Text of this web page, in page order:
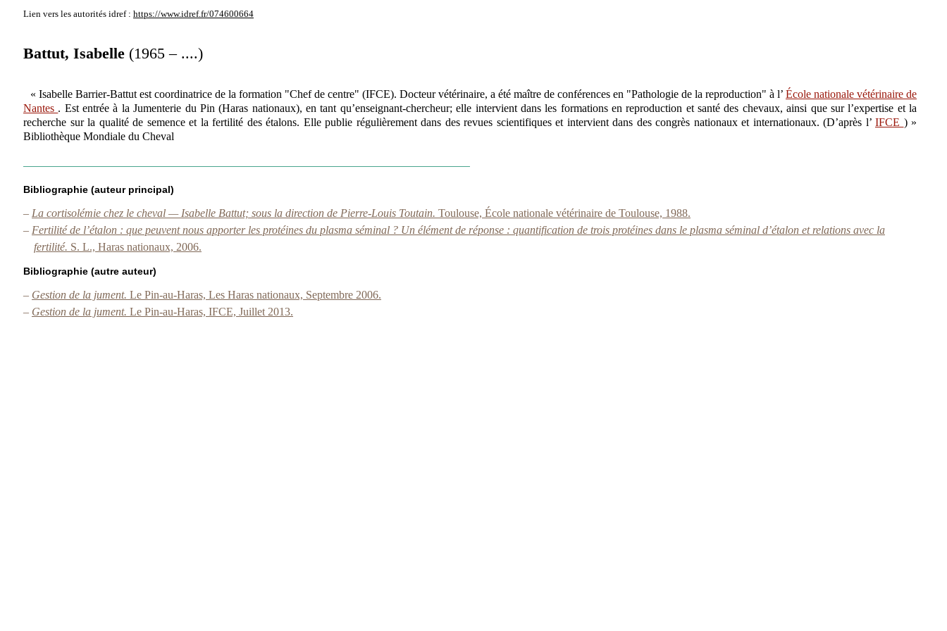
Lien vers les autorités idref : https://www.idref.fr/074600664
Battut, Isabelle (1965 – ....)
« Isabelle Barrier-Battut est coordinatrice de la formation "Chef de centre" (IFCE). Docteur vétérinaire, a été maître de conférences en "Pathologie de la reproduction" à l’ École nationale vétérinaire de
Nantes . Est entrée à la Jumenterie du Pin (Haras nationaux), en tant qu’enseignant-chercheur; elle intervient dans les formations en reproduction et santé des chevaux, ainsi que sur l’expertise et la
recherche sur la qualité de semence et la fertilité des étalons. Elle publie régulièrement dans des revues scientifiques et intervient dans des congrès nationaux et internationaux. (D’après l’ IFCE ) »
Bibliothèque Mondiale du Cheval
Bibliographie (auteur principal)
– La cortisolémie chez le cheval — Isabelle Battut; sous la direction de Pierre-Louis Toutain. Toulouse, École nationale vétérinaire de Toulouse, 1988.
– Fertilité de l’étalon : que peuvent nous apporter les protéines du plasma séminal ? Un élément de réponse : quantification de trois protéines dans le plasma séminal d’étalon et relations avec la
fertilité. S. L., Haras nationaux, 2006.
Bibliographie (autre auteur)
– Gestion de la jument. Le Pin-au-Haras, Les Haras nationaux, Septembre 2006.
– Gestion de la jument. Le Pin-au-Haras, IFCE, Juillet 2013.